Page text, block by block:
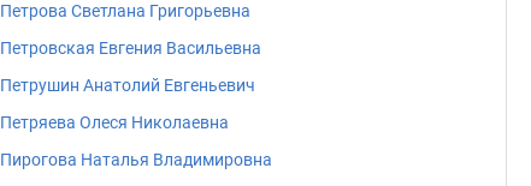
Петрова Светлана Григорьевна
Петровская Евгения Васильевна
Петрушин Анатолий Евгеньевич
Петряева Олеся Николаевна
Пирогова Наталья Владимировна